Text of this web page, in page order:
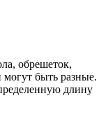
обрешеток,
быть разные.
длину